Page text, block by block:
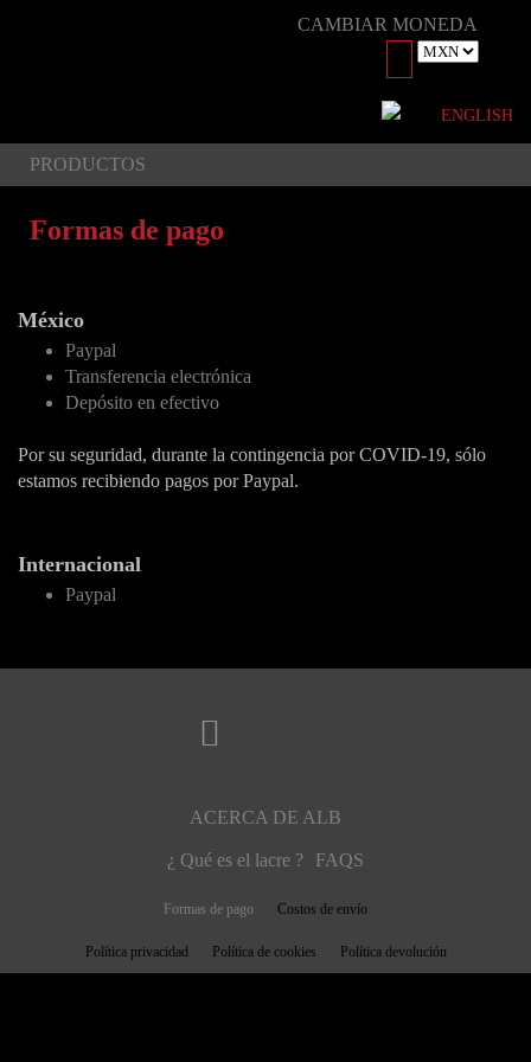
CAMBIAR MONEDA
ENGLISH
PRODUCTOS
Formas de pago
México
Paypal
Transferencia electrónica
Depósito en efectivo
Por su seguridad, durante la contingencia por COVID-19, sólo
estamos recibiendo pagos por Paypal.
Internacional
Paypal
ACERCA DE ALB
¿ Qué es el lacre ? FAQS
Formas de pago Costos de envío
Política privacidad Política de cookies Política devolución